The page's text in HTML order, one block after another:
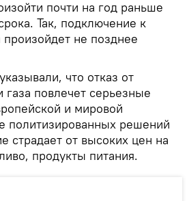
почти на год раньше
Так, подключение к
не позднее
что отказ от
газа повлечет серьезные
и мировой
политизированных решений
страдает от высоких цен на
продукты питания.